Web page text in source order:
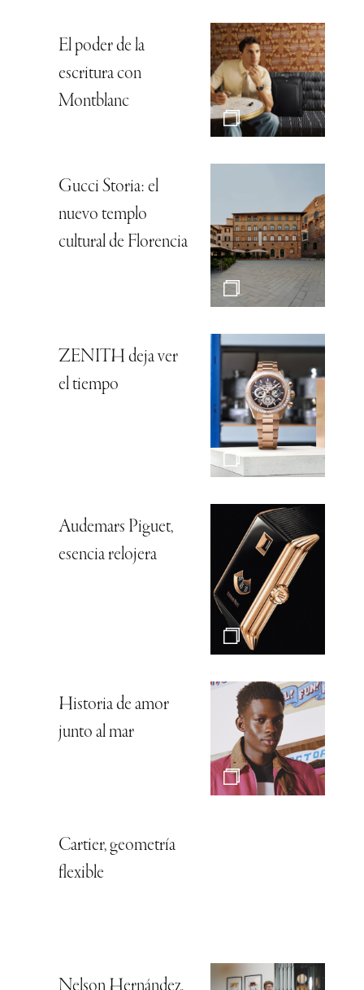
El poder de la
escritura con
Montblanc
Gucci Storia: el
nuevo templo
cultural de Florencia
ZENITH deja ver
el tiempo
Audemars Piguet,
esencia relojera
Historia de amor
junto al mar
Cartier, geometría
flexible